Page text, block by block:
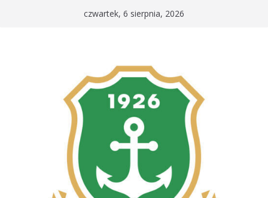
czwartek, 6 sierpnia, 2026